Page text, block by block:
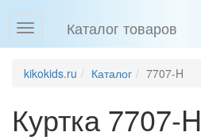
Каталог товаров
kikokids.ru Каталог 7707-H
Куртка 7707-H